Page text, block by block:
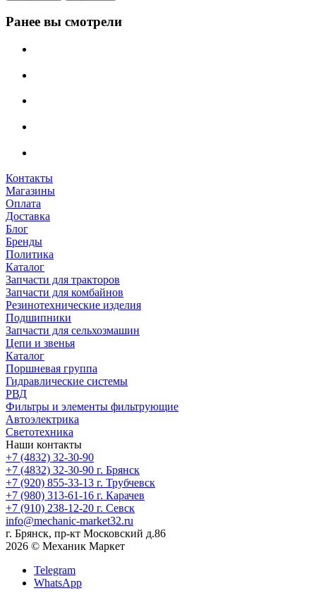
Ранее вы смотрели
Контакты
Магазины
Оплата
Доставка
Блог
Бренды
Политика
Каталог
Запчасти для тракторов
Запчасти для комбайнов
Резинотехнические изделия
Подшипники
Запчасти для сельхозмашин
Цепи и звенья
Каталог
Поршневая группа
Гидравлические системы
РВД
Фильтры и элементы фильтрующие
Автоэлектрика
Светотехника
Наши контакты
+7 (4832) 32-30-90
+7 (4832) 32-30-90 г. Брянск
+7 (920) 855-33-13 г. Трубчевск
+7 (980) 313-61-16 г. Карачев
+7 (910) 238-12-20 г. Севск
info@mechanic-market32.ru
г. Брянск, пр-кт Московский д.86
2026 © Механик Маркет
Telegram
WhatsApp